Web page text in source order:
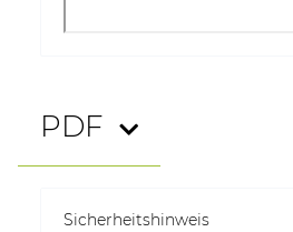
PDF
Sicherheitshinweis